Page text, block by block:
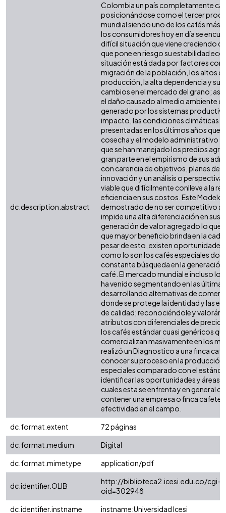
dc.description.abstract
Colombia un país completamente
posicionándose como el tercer
mundial siendo uno de los cafés más
los consumidores hoy en día se
difícil situación que viene creciendo
que pone en riesgo su estabilidad
situación está dada por factores
migración de la población, los altos
producción, la alta dependencia y su
cambios en el mercado del grano;
el daño causado al medio ambiente
generado por los sistemas
impacto, las condiciones climáticas
presentadas en los últimos años que
cosecha y el modelo administrativo
que se han manejado los predios
gran parte en el empirismo de sus
con carencia de objetivos, planes de
innovación y un análisis o
viable que difícilmente conlleve a la
eficiencia en sus costos. Este Modelo
demostrado de no ser competitivo
impide una alta diferenciación en sus
generación de valor agregado lo que
que mayor beneficio brinda en la
pesar de esto, existen oportunidades
como lo son los cafés especiales
constante búsqueda en la generación
café. El mercado mundial e incluso
ha venido segmentando en las
desarrollando alternativas de
donde se protege la identidad y las
de calidad; reconociéndole y
atributos con diferenciales de precio
los cafés estándar cuasi genéricos
comercializan masivamente en los
realizó un Diagnostico a una finca
conocer su proceso en la producción
especiales comparado con el
identificar las oportunidades y áreas
cuales esta se enfrenta y en general
contener una empresa o finca
efectividad en el campo.
dc.format.extent
72 páginas
dc.format.medium
Digital
dc.format.mimetype
application/pdf
dc.identifier.OLIB
http://biblioteca2.icesi.edu.co/cgi-
oid=302948
dc.identifier.instname
instname:Universidad Icesi